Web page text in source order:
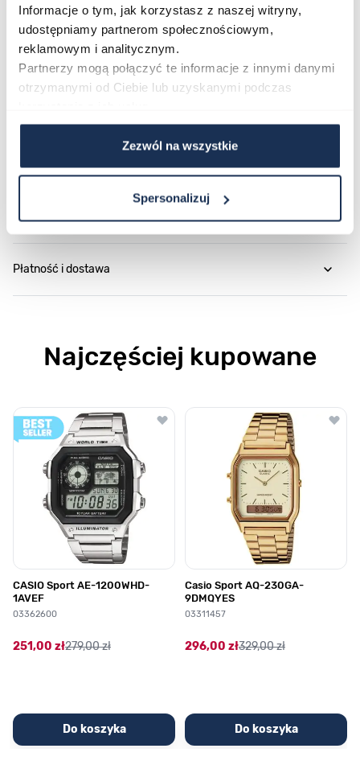
Informacje o tym, jak korzystasz z naszej witryny,
udostępniamy partnerom społecznościowym,
reklamowym i analitycznym.
Partnerzy mogą połączyć te informacje z innymi danymi
otrzymanymi od Ciebie lub uzyskanymi podczas
Zezwól na wszystkie
Spersonalizuj
sklepie i wybierz zegarek, który służy przez lata.
Opinie
Zapytaj o produkt
Płatność i dostawa
Najczęściej kupowane
Poruszanie się po elementach karuzeli jest możliwe za pomocą
Naciśnij, aby pominąć karuzelę
Naciśnij, aby przejść do nawigacji karuzeli
CASIO Sport AE-1200WHD-
1AVEF
03362600
251,00 zł279,00 zł
Do koszyka
Casio Sport AQ-230GA-
9DMQYES
03311457
296,00 zł329,00 zł
Do koszyka